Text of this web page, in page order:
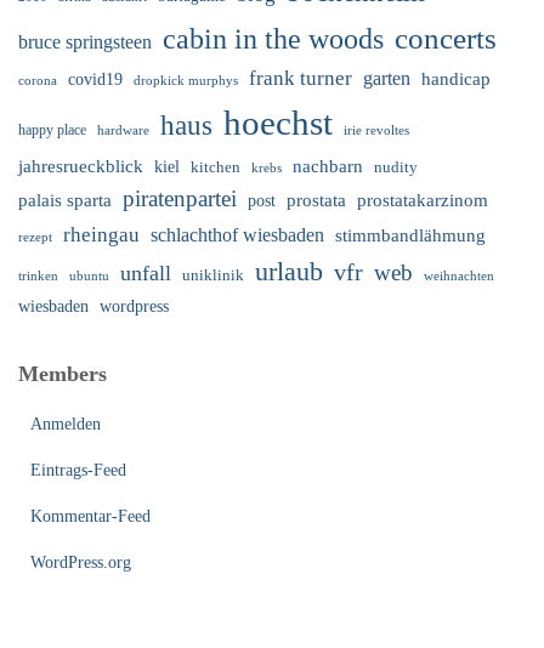
bruce springsteen cabin in the woods concerts
corona covid19 dropkick murphys frank turner garten handicap
happy place hardware haus hoechst irie revoltes
jahresrueckblick kiel kitchen krebs nachbarn nudity
palais sparta piratenpartei post prostata prostatakarzinom
rezept rheingau schlachthof wiesbaden stimmbandlähmung
trinken ubuntu unfall uniklinik urlaub vfr web weihnachten
wiesbaden wordpress
Members
Anmelden
Eintrags-Feed
Kommentar-Feed
WordPress.org